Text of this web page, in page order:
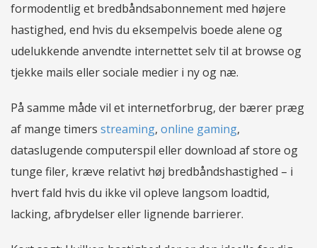
formodentlig et bredbåndsabonnement med højere
hastighed, end hvis du eksempelvis boede alene og
udelukkende anvendte internettet selv til at browse og
tjekke mails eller sociale medier i ny og næ.
På samme måde vil et internetforbrug, der bærer præg
af mange timers streaming, online gaming,
dataslugende computerspil eller download af store og
tunge filer, kræve relativt høj bredbåndshastighed – i
hvert fald hvis du ikke vil opleve langsom loadtid,
lacking, afbrydelser eller lignende barrierer.